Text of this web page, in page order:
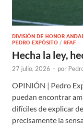
DIVISIÓN DE HONOR
PEDRO EXPÓSITO / RFAF
Hecha la ley,
27 julio, 2026 - por
OPINIÓN | Pedro
puedan encontrar
difíciles de explicar
precisamente la